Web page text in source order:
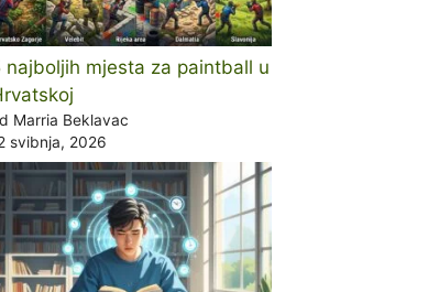
najboljih mjesta za paintball u
Marria Beklavac
svibnja, 2026